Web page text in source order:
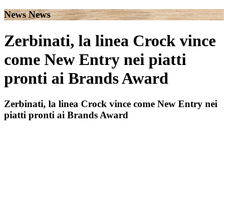
News News
Zerbinati, la linea Crock vince
come New Entry nei piatti
pronti ai Brands Award
Zerbinati, la linea Crock vince come New Entry nei
piatti pronti ai Brands Award